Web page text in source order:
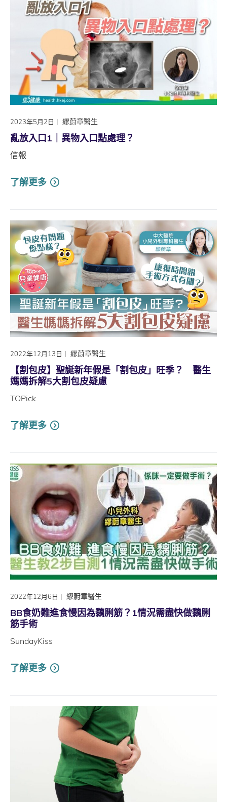
2023年5月2日 | 繆蔚章醫生
亂放入口1｜異物入口點處理？
信報
了解更多
2022年12月13日 | 繆蔚章醫生
【割包皮】聖誕新年假是「割包皮」旺季？ 醫生
媽媽拆解5大割包皮疑慮
TOPick
了解更多
2022年12月6日 | 繆蔚章醫生
BB食奶難進食慢因為黐脷筋？1情況需盡快做黐脷
筋手術
SundayKiss
了解更多